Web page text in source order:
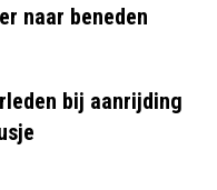
naar beneden
bij aanrijding